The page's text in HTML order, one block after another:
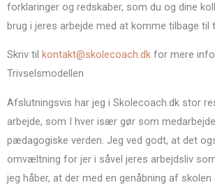
forklaringer og redskaber, som du og dine
brug i jeres arbejde med at komme tilbage til
Skriv til kontakt@skolecoach.dk for mere
Trivselsmodellen
Afslutningsvis har jeg i Skolecoach.dk stor
arbejde, som I hver især gør som
pædagogiske verden. Jeg ved godt, at det
omvæltning for jer i såvel jeres arbejdsliv
jeg håber, at der med en genåbning af